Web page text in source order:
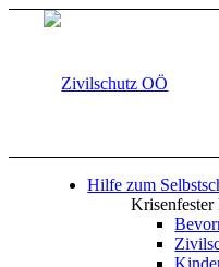
Hilfe zum
Krisenfester